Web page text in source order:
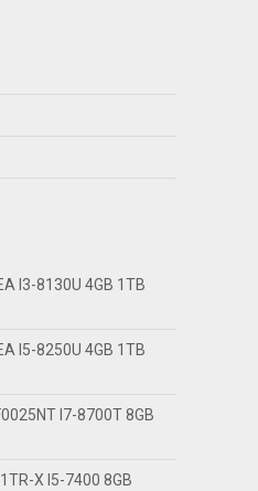
I3-8130U 4GB 1TB
I5-8250U 4GB 1TB
I7-8700T 8GB
X I5-7400 8GB